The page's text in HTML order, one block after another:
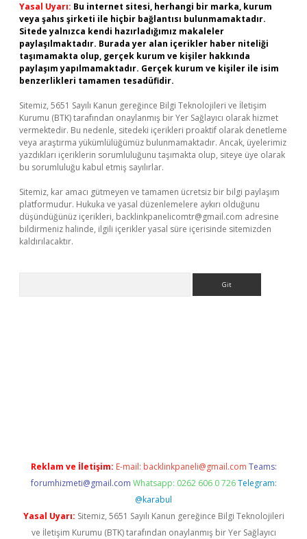
Yasal Uyarı: Bu internet sitesi, herhangi bir marka, kurum
veya şahıs şirketi ile hiçbir bağlantısı bulunmamaktadır.
Sitede yalnızca kendi hazırladığımız makaleler
paylaşılmaktadır. Burada yer alan içerikler haber niteliği
taşımamakta olup, gerçek kurum ve kişiler hakkında
paylaşım yapılmamaktadır. Gerçek kurum ve kişiler ile isim
benzerlikleri tamamen tesadüfidir.
Sitemiz, 5651 Sayılı Kanun gereğince Bilgi Teknolojileri ve İletişim
Kurumu (BTK) tarafından onaylanmış bir Yer Sağlayıcı olarak hizmet
vermektedir. Bu nedenle, sitedeki içerikleri proaktif olarak denetleme
veya araştırma yükümlülüğümüz bulunmamaktadır. Ancak, üyelerimiz
yazdıkları içeriklerin sorumluluğunu taşımakta olup, siteye üye olarak
bu sorumluluğu kabul etmiş sayılırlar.
Sitemiz, kar amacı gütmeyen ve tamamen ücretsiz bir bilgi paylaşım
platformudur. Hukuka ve yasal düzenlemelere aykırı olduğunu
düşündüğünüz içerikleri, backlinkpanelicomtr@gmail.com adresine
bildirmeniz halinde, ilgili içerikler yasal süre içerisinde sitemizden
kaldırılacaktır.
Reklam ve İletişim: E-mail: backlinkpaneli@gmail.com Teams:
forumhizmeti@gmail.com Whatsapp: 0262 606 0 726 Telegram:
@karabul
Yasal Uyarı: Sitemiz, 5651 Sayılı Kanun gereğince Bilgi Teknolojileri
ve İletişim Kurumu (BTK) tarafından onaylanmış bir Yer Sağlayıcı